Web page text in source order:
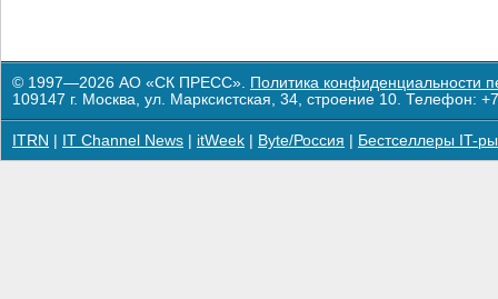
© 1997—2026 АО «СК ПРЕСС». Политика конфиденциальности
109147 г. Москва, ул. Марксистская, 34, строение 10. Телефон:
ITRN IT Channel News itWeek Byte/Россия Бестселлеры IT-